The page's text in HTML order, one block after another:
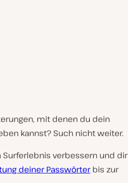
mit denen du dein
kannst? Such nicht weiter.
verbessern und dir
deiner Passwörterbis zur